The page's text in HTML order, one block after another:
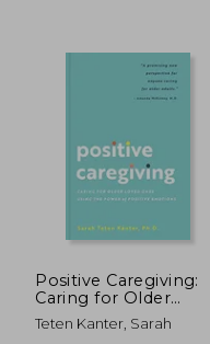
Positive Caregiving:
Caring for Older
Loved Ones Using
the Power of Positive
Teten Kanter, Sarah